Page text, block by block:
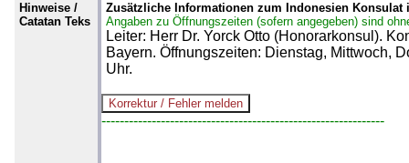
Hinweise /
Catatan Teks
Zusätzliche Informationen zum Indonesien Konsulat
Angaben zu Öffnungszeiten (sofern angegeben) sind
Leiter: Herr Dr. Yorck Otto (Honorarkonsul).
Bayern. Öffnungszeiten: Dienstag, Mittwoch,
Uhr.
--------------------------------------------------------------